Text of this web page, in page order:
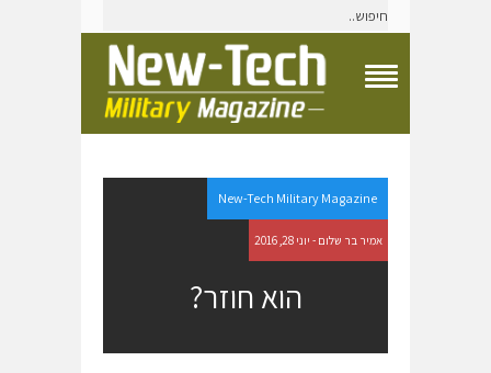
g
l
e
N
a
i
New-Tech Military Magazine
אמיר בר שלום - יוני 28, 2016
הוא חוזר?